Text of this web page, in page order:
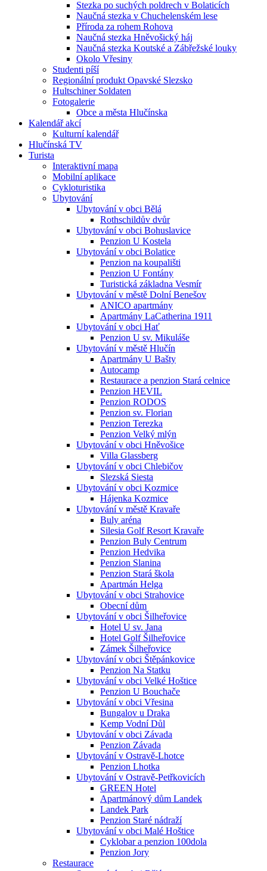
Stezka po suchých poldrech v Bolaticích
Naučná stezka v Chuchelenském lese
Příroda za rohem Rohova
Naučná stezka Hněvošický háj
Naučná stezka Koutské a Zábřežské louky
Okolo Vřesiny
Studenti píší
Regionální produkt Opavské Slezsko
Hultschiner Soldaten
Fotogalerie
Obce a města Hlučínska
Kalendář akcí
Kulturní kalendář
Hlučínská TV
Turista
Interaktivní mapa
Mobilní aplikace
Cykloturistika
Ubytování
Ubytování v obci Bělá
Rothschildův dvůr
Ubytování v obci Bohuslavice
Penzion U Kostela
Ubytování v obci Bolatice
Penzion na koupališti
Penzion U Fontány
Turistická základna Vesmír
Ubytování v městě Dolní Benešov
ANICO apartmány
Apartmány LaCatherina 1911
Ubytování v obci Hať
Penzion U sv. Mikuláše
Ubytování v městě Hlučín
Apartmány U Bašty
Autocamp
Restaurace a penzion Stará celnice
Penzion HEVIL
Penzion RODOS
Penzion sv. Florian
Penzion Terezka
Penzion Velký mlýn
Ubytování v obci Hněvošice
Villa Glassberg
Ubytování v obci Chlebičov
Slezská Siesta
Ubytování v obci Kozmice
Hájenka Kozmice
Ubytování v městě Kravaře
Buly aréna
Silesia Golf Resort Kravaře
Penzion Buly Centrum
Penzion Hedvika
Penzion Slanina
Penzion Stará škola
Apartmán Helga
Ubytování v obci Strahovice
Obecní dům
Ubytování v obci Šilheřovice
Hotel U sv. Jana
Hotel Golf Šilheřovice
Zámek Šilheřovice
Ubytování v obci Štěpánkovice
Penzion Na Statku
Ubytování v obci Velké Hoštice
Penzion U Bouchače
Ubytování v obci Vřesina
Bungalov u Draka
Kemp Vodní Důl
Ubytování v obci Závada
Penzion Závada
Ubytování v Ostravě-Lhotce
Penzion Lhotka
Ubytování v Ostravě-Petřkovicích
GREEN Hotel
Apartmánový dům Landek
Landek Park
Penzion Staré nádraží
Ubytování v obci Malé Hoštice
Cyklobar a penzion 100dola
Penzion Jory
Restaurace